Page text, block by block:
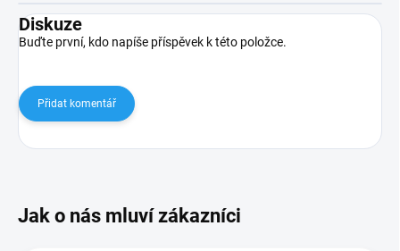
Diskuze
Buďte první, kdo napíše příspěvek k této položce.
Přidat komentář